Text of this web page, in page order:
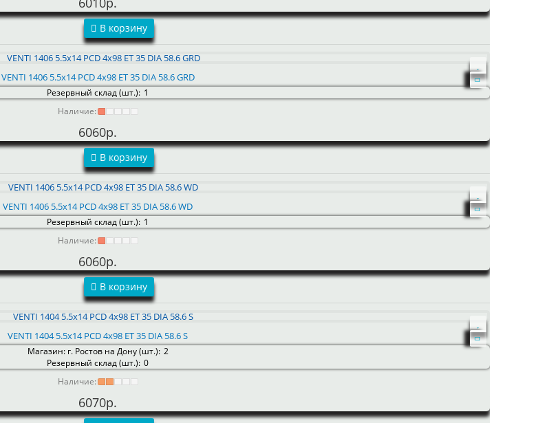
В корзину
VENTI 1406 5.5x14 PCD 4x98 ET 35 DIA 58.6 GRD
Резервный склад (шт.): 1
Наличие:
6060р.
В корзину
VENTI 1406 5.5x14 PCD 4x98 ET 35 DIA 58.6 WD
Резервный склад (шт.): 1
Наличие:
6060р.
В корзину
VENTI 1404 5.5x14 PCD 4x98 ET 35 DIA 58.6 S
Магазин: г. Ростов на Дону (шт.): 2
Резервный склад (шт.): 0
Наличие:
6070р.